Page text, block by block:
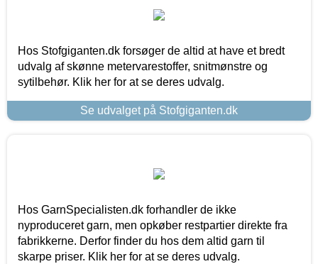
Hos Stofgiganten.dk forsøger de altid at have et bredt
udvalg af skønne metervarestoffer, snitmønstre og
sytilbehør. Klik her for at se deres udvalg.
Se udvalget på Stofgiganten.dk
Hos GarnSpecialisten.dk forhandler de ikke
nyproduceret garn, men opkøber restpartier direkte fra
fabrikkerne. Derfor finder du hos dem altid garn til
skarpe priser. Klik her for at se deres udvalg.